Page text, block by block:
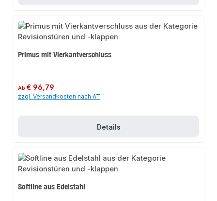
Primus mit Vierkantverschluss
Regulärer Preis:
Ab€ 96,79
zzgl. Versandkosten nach AT
Details
Softline aus Edelstahl